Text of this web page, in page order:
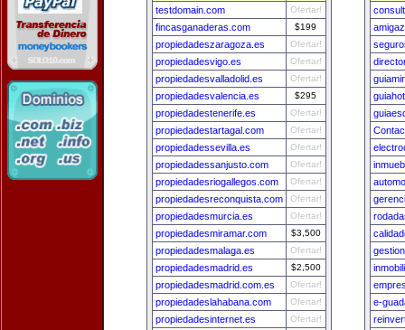
testdomain.com Ofertar!
fincasganaderas.com $199
propiedadeszaragoza.es Ofertar!
propiedadesvigo.es Ofertar!
propiedadesvalladolid.es Ofertar!
propiedadesvalencia.es $295
propiedadestenerife.es Ofertar!
propiedadestartagal.com Ofertar!
propiedadessevilla.es Ofertar!
propiedadessanjusto.com Ofertar!
propiedadesriogallegos.com Ofertar!
propiedadesreconquista.com Ofertar!
propiedadesmurcia.es Ofertar!
propiedadesmiramar.com $3,500
propiedadesmalaga.es Ofertar!
propiedadesmadrid.es $2,500
propiedadesmadrid.com.es Ofertar!
propiedadeslahabana.com Ofertar!
propiedadesinternet.es Ofertar!
e-